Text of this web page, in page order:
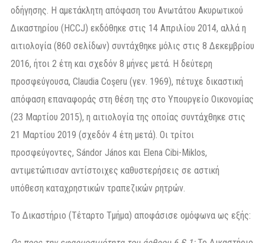
οδήγησης. Η αμετάκλητη απόφαση του Ανωτάτου Ακυρωτικού
Δικαστηρίου (HCCJ) εκδόθηκε στις 14 Απριλίου 2014, αλλά η
αιτιολογία (860 σελίδων) συντάχθηκε μόλις στις 8 Δεκεμβρίου
2016, ήτοι 2 έτη και σχεδόν 8 μήνες μετά. Η δεύτερη
προσφεύγουσα, Claudia Coşeru (γεν. 1969), πέτυχε δικαστική
απόφαση επαναφοράς στη θέση της στο Υπουργείο Οικονομίας
(23 Μαρτίου 2015), η αιτιολογία της οποίας συντάχθηκε στις
21 Μαρτίου 2019 (σχεδόν 4 έτη μετά). Οι τρίτοι
προσφεύγοντες, Sándor János και Elena Cibi-Miklos,
αντιμετώπισαν αντίστοιχες καθυστερήσεις σε αστική
υπόθεση καταχρηστικών τραπεζικών ρητρών.
Το Δικαστήριο (Τέταρτο Τμήμα) αποφάσισε ομόφωνα ως εξής: